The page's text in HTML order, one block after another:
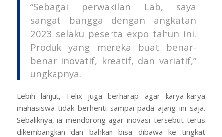
“Sebagai perwakilan Lab, saya
sangat bangga dengan angkatan
2023 selaku peserta expo tahun ini.
Produk yang mereka buat benar-
benar inovatif, kreatif, dan variatif,”
ungkapnya.
Lebih lanjut, Felix juga berharap agar karya-karya
mahasiswa tidak berhenti sampai pada ajang ini saja.
Sebaliknya, ia mendorong agar inovasi tersebut terus
dikembangkan dan bahkan bisa dibawa ke tingkat